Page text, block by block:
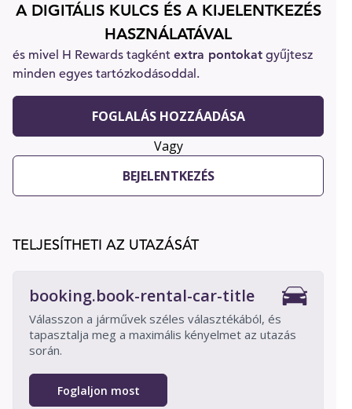
A DIGITÁLIS KULCS ÉS A KIJELENTKEZÉS
HASZNÁLATÁVAL
és mivel H Rewards tagként extra pontokat gyűjtesz
minden egyes tartózkodásoddal.
FOGLALÁS HOZZÁADÁSA
Vagy
BEJELENTKEZÉS
TELJESÍTHETI AZ UTAZÁSÁT
booking.book-rental-car-title
Válasszon a járművek széles választékából, és
tapasztalja meg a maximális kényelmet az utazás
során.
Foglaljon most